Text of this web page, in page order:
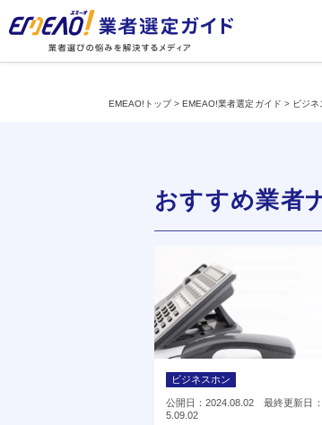
EMEAO!トップ>EMEAO!業者選定ガイド > ビジネ
おすすめ業者
ビジネスホン
公開日：2024.08.02 最終更新日
5.09.02